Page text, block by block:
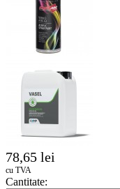
78,65 lei
cu TVA
Cantitate: